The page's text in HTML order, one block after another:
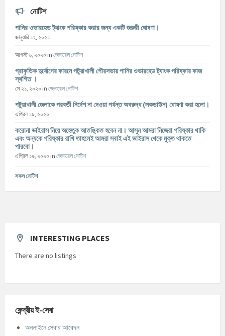
নোটিশ
পানির ওভারহেড ট্যাংক পরিষ্কার করার জন্য একটি জরুরী ঘোষণা।
জানুয়ারি ১২, ২০২১
আগস্ট ৬, ২০২০ in জেনারেল নোটিশ
প্রাকৃতিক দুর্যোগের কারনে পটুয়াখালী পৌরসভায় পানির ওভারহেড ট্যাংক পরিষ্কার কাজ
স্থগিত ।
মে ২১, ২০২০ in জেনারেল নোটিশ
পটুয়াখালী জেলাকে পরবর্তী নির্দেশ না দেওয়া পর্যন্ত অবরুদ্ধ (লকডাউন) ঘোষণা করা হলো।
এপ্রিল ১৯, ২০২০
করোনা ভাইরাস নিয়ে অহেতুক আতঙ্কিত হবেন না। আসুন আমরা নিজেরা পরিষ্কার থাকি
এবং অন্যকে পরিষ্কার রাখি তাহলেই আমরা সবাই এই ভাইরাস থেকে মুক্ত থাকতে
পারবো।
এপ্রিল ১৯, ২০২০ in জেনারেল নোটিশ
সকল নোটিশ
INTERESTING PLACES
There are no listings
কেন্দ্রীয় ই-সেবা
অনলাইনে সেবার আবেদন